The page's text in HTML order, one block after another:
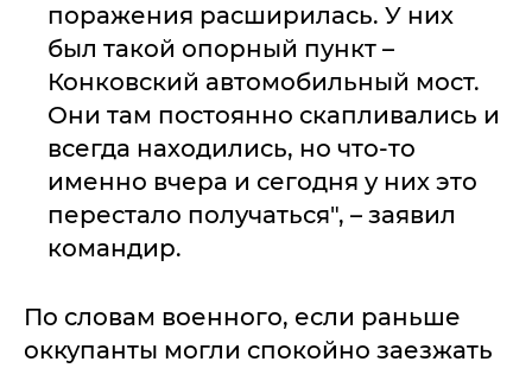
поражения расширилась. У них
был такой опорный пункт –
Конковский автомобильный мост.
Они там постоянно скапливались и
всегда находились, но что-то
именно вчера и сегодня у них это
перестало получаться", – заявил
командир.
По словам военного, если раньше
оккупанты могли спокойно заезжать